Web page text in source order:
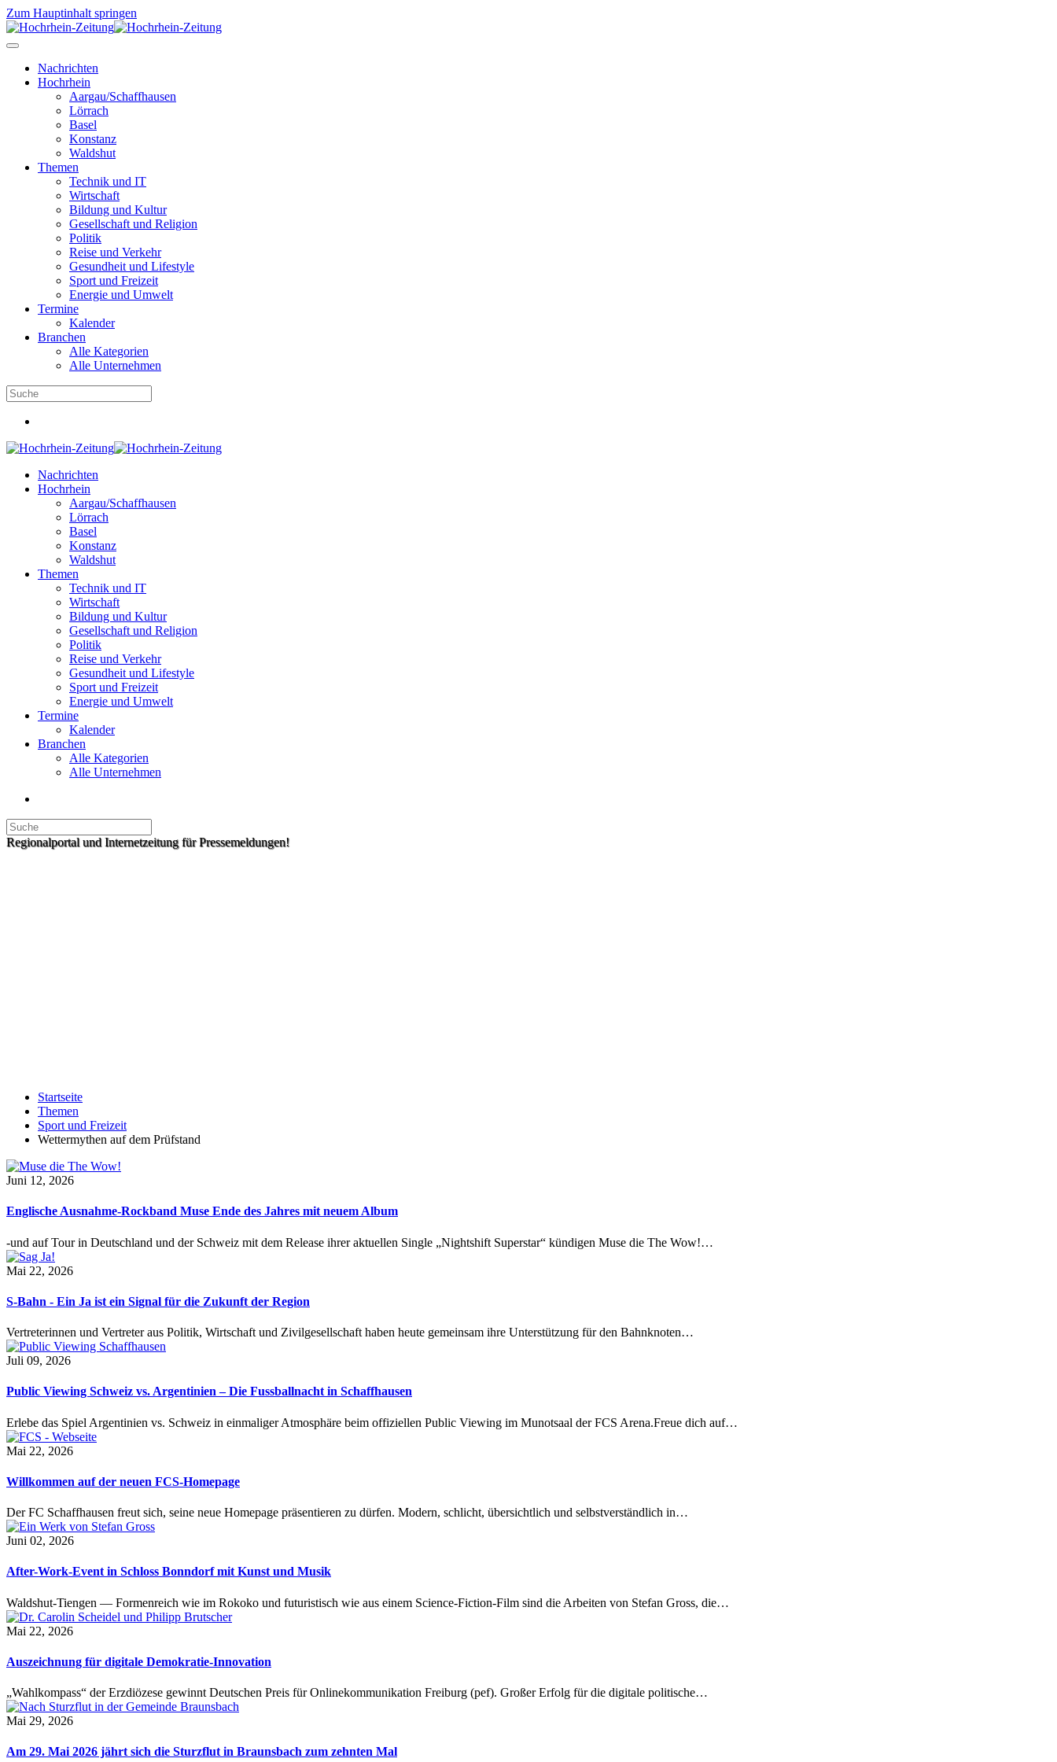
Zum Hauptinhalt springen
Nachrichten
Hochrhein
Aargau/Schaffhausen
Lörrach
Basel
Konstanz
Waldshut
Themen
Technik und IT
Wirtschaft
Bildung und Kultur
Gesellschaft und Religion
Politik
Reise und Verkehr
Gesundheit und Lifestyle
Sport und Freizeit
Energie und Umwelt
Termine
Kalender
Branchen
Alle Kategorien
Alle Unternehmen
Nachrichten
Hochrhein
Aargau/Schaffhausen
Lörrach
Basel
Konstanz
Waldshut
Themen
Technik und IT
Wirtschaft
Bildung und Kultur
Gesellschaft und Religion
Politik
Reise und Verkehr
Gesundheit und Lifestyle
Sport und Freizeit
Energie und Umwelt
Termine
Kalender
Branchen
Alle Kategorien
Alle Unternehmen
Regionalportal und Internetzeitung für Pressemeldungen!
Startseite
Themen
Sport und Freizeit
Wettermythen auf dem Prüfstand
Juni 12, 2026
Englische Ausnahme-Rockband Muse Ende des Jahres mit neuem Album
-und auf Tour in Deutschland und der Schweiz mit dem Release ihrer aktuellen Single „Nightshift Superstar“ kündigen Muse die The Wow!…
Mai 22, 2026
S-Bahn - Ein Ja ist ein Signal für die Zukunft der Region
Vertreterinnen und Vertreter aus Politik, Wirtschaft und Zivilgesellschaft haben heute gemeinsam ihre Unterstützung für den Bahnknoten…
Juli 09, 2026
Public Viewing Schweiz vs. Argentinien – Die Fussballnacht in Schaffhausen
Erlebe das Spiel Argentinien vs. Schweiz in einmaliger Atmosphäre beim offiziellen Public Viewing im Munotsaal der FCS Arena.Freue dich auf…
Mai 22, 2026
Willkommen auf der neuen FCS-Homepage
Der FC Schaffhausen freut sich, seine neue Homepage präsentieren zu dürfen. Modern, schlicht, übersichtlich und selbstverständlich in…
Juni 02, 2026
After-Work-Event in Schloss Bonndorf mit Kunst und Musik
Waldshut-Tiengen — Formenreich wie im Rokoko und futuristisch wie aus einem Science-Fiction-Film sind die Arbeiten von Stefan Gross, die…
Mai 22, 2026
Auszeichnung für digitale Demokratie-Innovation
„Wahlkompass“ der Erzdiözese gewinnt Deutschen Preis für Onlinekommunikation Freiburg (pef). Großer Erfolg für die digitale politische…
Mai 29, 2026
Am 29. Mai 2026 jährt sich die Sturzflut in Braunsbach zum zehnten Mal